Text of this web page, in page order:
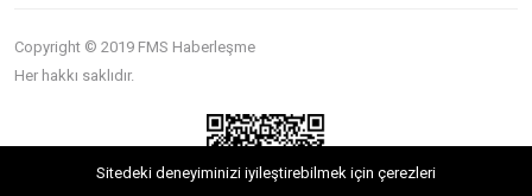
Copyright © 2019 FMS Haberleşme
Her hakkı saklıdır.
Sitedeki deneyiminizi iyileştirebilmek için çerezleri